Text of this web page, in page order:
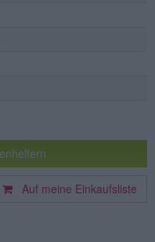
Auf meine Einkaufsliste